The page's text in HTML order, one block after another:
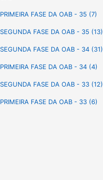
PRIMEIRA FASE DA OAB - 35 (7)
SEGUNDA FASE DA OAB - 35 (13)
SEGUNDA FASE DA OAB - 34 (31)
PRIMEIRA FASE DA OAB - 34 (4)
SEGUNDA FASE DA OAB - 33 (12)
PRIMEIRA FASE DA OAB - 33 (6)